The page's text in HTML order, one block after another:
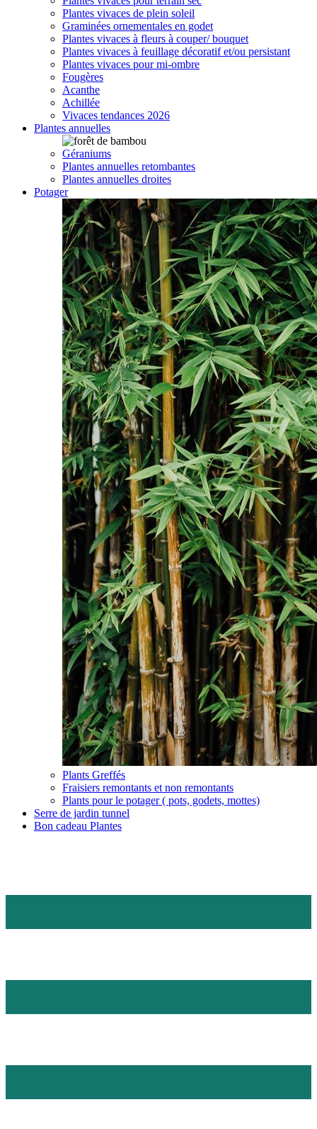
Plantes vivaces de plein soleil
Graminées ornementales en godet
Plantes vivaces à fleurs à couper/ bouquet
Plantes vivaces à feuillage décoratif et/ou persistant
Plantes vivaces pour mi-ombre
Fougères
Acanthe
Achillée
Vivaces tendances 2026
Plantes annuelles
Géraniums
Plantes annuelles retombantes
Plantes annuelles droites
Potager
Plants Greffés
Fraisiers remontants et non remontants
Plants pour le potager ( pots, godets, mottes)
Serre de jardin tunnel
Bon cadeau Plantes